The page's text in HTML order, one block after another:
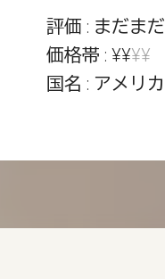
評価 : まだまだ
価格帯 : ¥¥¥¥
国名 : アメリカ